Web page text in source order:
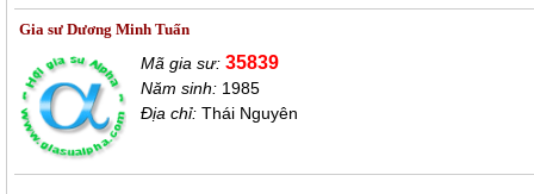
Gia sư Dương Minh Tuấn
Mã gia sư: 35839
Năm sinh: 1985
Địa chỉ: Thái Nguyên